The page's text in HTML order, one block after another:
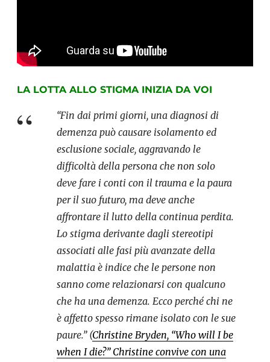
LA LOTTA ALLO STIGMA INIZIA DA VOI
“Fin dai primi giorni, una diagnosi di
demenza può causare isolamento ed
esclusione sociale, aggravando le
difficoltà della persona che non solo
deve fare i conti con il trauma e la paura
per il suo futuro, ma deve anche
affrontare il lutto della continua perdita.
Lo stigma derivante dagli stereotipi
associati alle fasi più avanzate della
malattia è indice che le persone non
sanno come relazionarsi con qualcuno
che ha una demenza. Ecco perché chi ne
è affetto spesso rimane isolato con le sue
paure.” (Christine Bryden, “Who will I be
when I die?” Christine convive con una